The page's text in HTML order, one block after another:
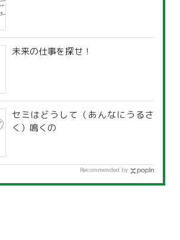
未来の仕事を探せ！
セミはどうして（あんなにうるさ
く）鳴くの
Recommended by